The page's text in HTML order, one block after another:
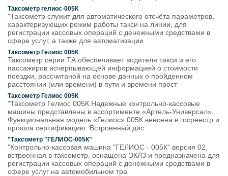
Таксометр гелиос-005К
"Таксометр служит для автоматического отсчёта параметров,
характеризующих режим работы такси на линии, для
регистрации кассовых операций с денежными средствами в
сфере услуг, а также для автоматизации
Таксометр Гелиос 005К
Таксометр серии ТА обеспечивает водителя такси и его
пассажиров исчерпывающей информацией о стоимости
поездки, рассчитаной на основе данных о пройденном
расстоянии (или времени) в пути и времени прост
Таксометр Гелиос 005К
"Таксометр Гелиос 005К Надежные контрольно-кассовые
машины представлены в ассортименте «Артель-Универсал».
Функциональная модель «Гелиос» 005К внесена в госреестр и
прошла сертификацию. Встроенный дис
"Таксометр "ГЕЛИОС-005К"
"Контрольно-кассовая машина "ГЕЛИОС - 005К" версия 02,
встроенная в таксометр, оснащена ЭКЛЗ и предназначена для
регистрации кассовых операций с денежными средствами в
сфере услуг на автомобильном тра